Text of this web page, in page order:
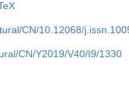
CN/10.12068/
CN/Y2019/V40/I9/1330